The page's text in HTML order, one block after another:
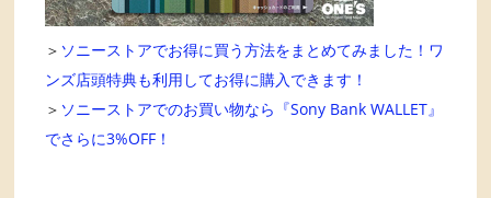
＞ ソニーストアでお得に買う方法をまとめてみました！ワ
ンズ店頭特典も利用してお得に購入できます！
＞ ソニーストアでのお買い物なら『Sony Bank WALLET』
でさらに3%OFF！